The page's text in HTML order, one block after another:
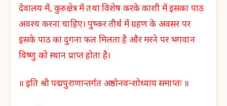
देवालय में, कुरुक्षेत्र में तथा विशेष करके काशी में इसका पाठ
अवश्य करना चाहिए। पुष्कर तीर्थ में ग्रहण के अवसर पर
इसके पाठ का दुगना फल मिलता है और मरने पर भगवान
विष्णु को स्थान प्राप्त होता है।
॥ इति श्री पद्मपुराणान्तर्गत अष्ठोनवन्शोध्याय समाप्तः ॥